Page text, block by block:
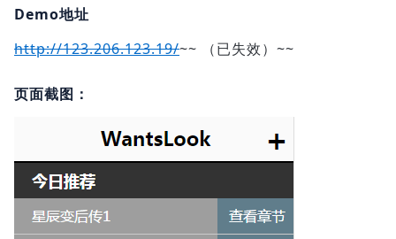
Demo地址
http://123.206.123.19/~~ （已失效）~~
页面截图：